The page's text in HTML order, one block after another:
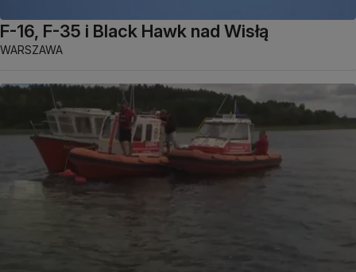
F-16, F-35 i Black Hawk nad Wisłą
WARSZAWA